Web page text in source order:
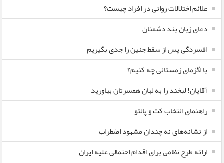
علائم اختلالات روانی در افراد چیست؟
دعای زبان بند دشمنان
افسردگی پس از سقط جنین را جدی بگیریم
با اگزمای زمستانی چه کنیم؟
آقایان! لبخند را به لبان همسرتان بیاورید
راهنمای انتخاب کت و پالتو
از نشانه‌های نه چندان مشهود اضطراب
ارائه طرح نظامی برای اقدام احتمالی علیه ایران